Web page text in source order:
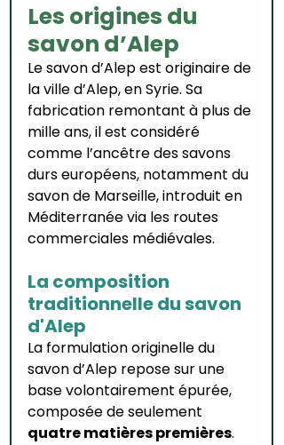
Les origines du
savon d’Alep
Le savon d’Alep est originaire de
la ville d’Alep, en Syrie. Sa
fabrication remontant à plus de
mille ans, il est considéré
comme l’ancêtre des savons
durs européens, notamment du
savon de Marseille, introduit en
Méditerranée via les routes
commerciales médiévales.
La composition
traditionnelle du savon
d'Alep
La formulation originelle du
savon d’Alep repose sur une
base volontairement épurée,
composée de seulement
quatre matières premières.